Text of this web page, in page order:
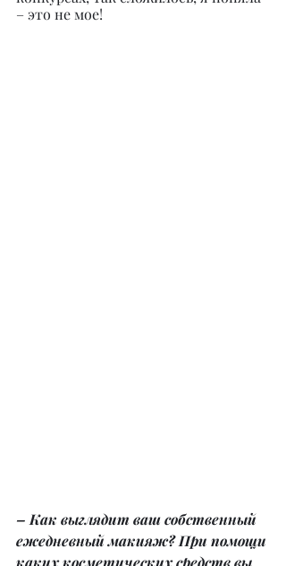
– это не мое!
– Как выглядит ваш собственный
ежедневный макияж? При помощи
каких косметических средств вы